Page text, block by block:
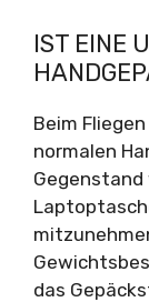
IST EINE
Beim
normalen
Gegenstand
das